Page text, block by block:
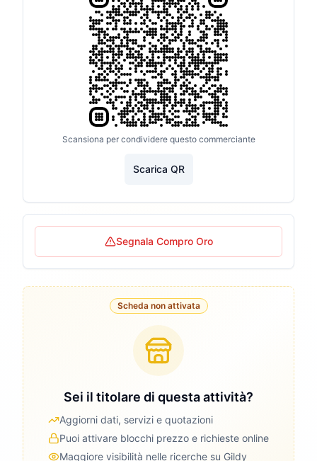
Scansiona per condividere questo commerciante
Scarica QR
Segnala Compro Oro
Scheda non attivata
Sei il titolare di questa attività?
Aggiorni dati, servizi e quotazioni
Puoi attivare blocchi prezzo e richieste online
Maggiore visibilità nelle ricerche su Gildy